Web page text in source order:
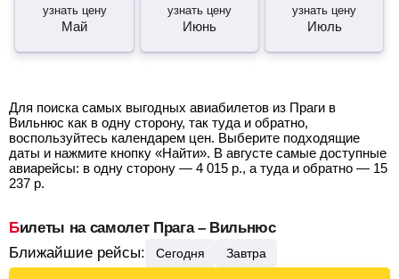
узнать цену
Май
узнать цену
Июнь
узнать цену
Июль
Для поиска самых выгодных авиабилетов из Праги в
Вильнюс как в одну сторону, так туда и обратно,
воспользуйтесь календарем цен. Выберите подходящие
даты и нажмите кнопку «Найти». В августе самые доступные
авиарейсы: в одну сторону — 4 015 р., а туда и обратно — 15
237 р.
Билеты на самолет Прага – Вильнюс
Ближайшие рейсы:
Сегодня Завтра